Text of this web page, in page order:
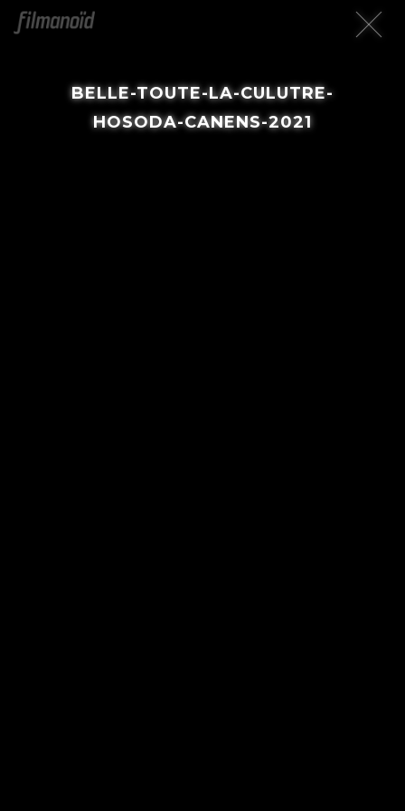
BELLE-TOUTE-LA-CULUTRE-
HOSODA-CANENS-2021